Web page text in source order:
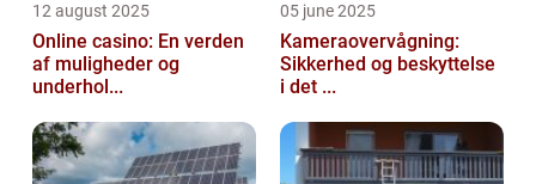
12 august 2025
Online casino: En verden
af muligheder og
underhol...
05 june 2025
Kameraovervågning:
Sikkerhed og beskyttelse
i det ...